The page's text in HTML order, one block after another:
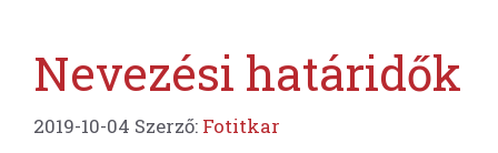
Nevezési határidők
2019-10-04 Szerző: Fotitkar